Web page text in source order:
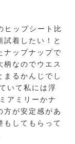
ヒップシート比
着したい！と
ナップナップで
柄なのでウエス
まるかんじでし
いて私には浮
アミリーかナ
方が安定感があ
もしてもらって